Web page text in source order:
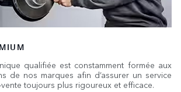
qualifiée est constamment formée aux
de nos marques afin d’assurer un service
toujours plus rigoureux et efficace.